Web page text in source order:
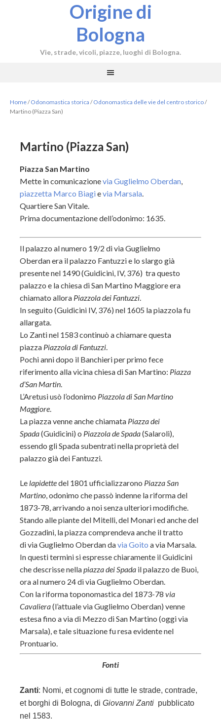
Origine di
Bologna
Vie, strade, vicoli, piazze, luoghi di Bologna.
Home/ Odonomastica storica / Odonomastica delle vie del centro storico/
Martino (Piazza San)
Martino (Piazza San)
Piazza San Martino
Mette in comunicazionevia Guglielmo Oberdan,
piazzetta Marco Biagievia Marsala.
Quartiere San Vitale.
Prima documentazione dell’odonimo: 1635.
Il palazzo al numero 19/2 di via Guglielmo
Oberdan era il palazzo Fantuzzi e lo slargo già
presente nel 1490 (Guidicini, IV, 376) tra questo
palazzo e la chiesa di San Martino Maggiore era
chiamato allora Piazzola dei Fantuzzi.
In seguito (Guidicini IV, 376) nel 1605 la piazzola fu
allargata.
Lo Zanti nel 1583 continuò a chiamare questa
piazza Piazzola di Fantuzzi.
Pochi anni dopo il Banchieri per primo fece
riferimento alla vicina chiesa di San Martino: Piazza
d’San Martin.
L’Aretusi usò l’odonimo Piazzola di San Martino
Maggiore.
La piazza venne anche chiamata Piazza dei
Spada(Guidicini) o Piazzola de Spada(Salaroli),
essendo gli Spada subentrati nella proprietà del
palazzo già dei Fantuzzi.
Le lapidettedel 1801 ufficializzarono Piazza San
Martino, odonimo che passò indenne la riforma del
1873-78, arrivando a noi senza ulteriori modifiche.
Stando alle piante del Mitelli, del Monari ed anche del
Gozzadini, la piazza comprendeva anche il tratto
di via Guglielmo Oberdan davia Goito a via Marsala.
In questi termini si espresse chiaramente il Guidicini
che descrisse nellapiazza dei Spada il palazzo de Buoi,
ora al numero 24 di via Guglielmo Oberdan.
Con la riforma toponomastica del 1873-78 via
Cavaliera(l’attuale via Guglielmo Oberdan) venne
estesa fino a via di Mezzo di San Martino (oggi via
Marsala), e tale situazione fu resa evidente nel
Prontuario.
Fonti
Zanti: Nomi, et cognomi di tutte le strade, contrade,
et borghi di Bologna, di Giovanni Zanti pubblicato
nel 1583.